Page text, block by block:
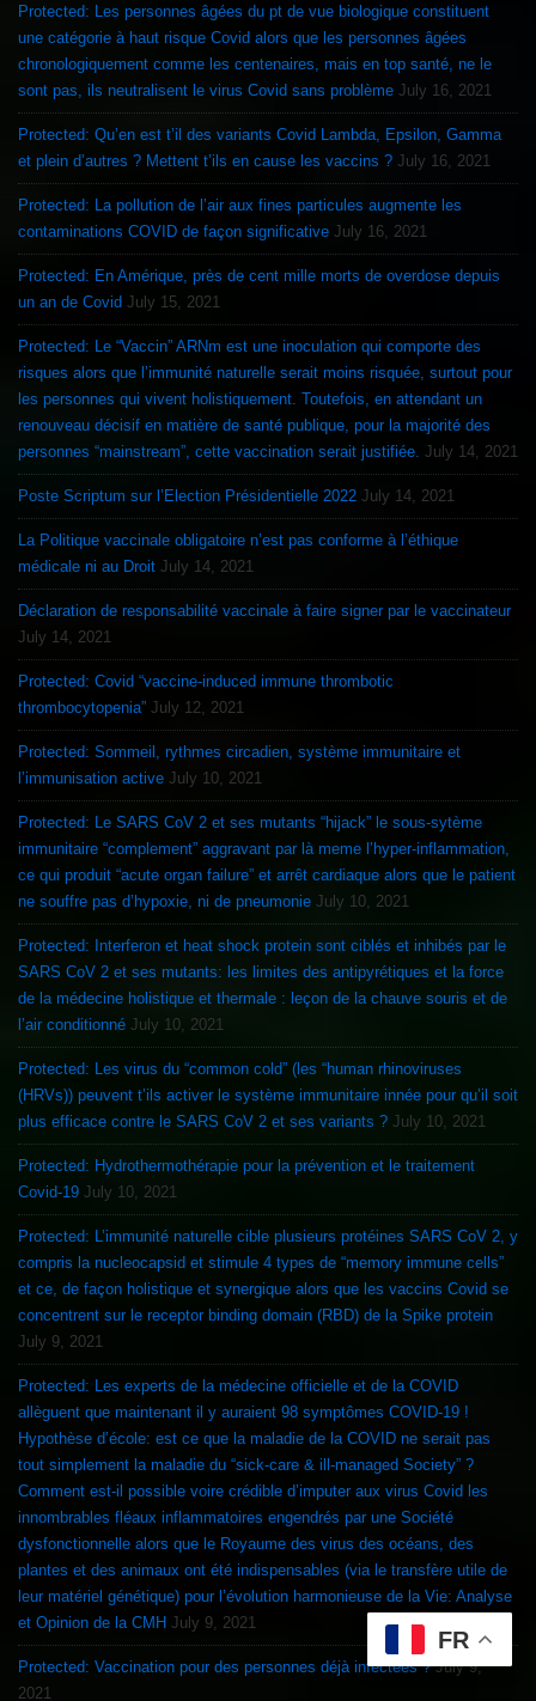
Protected: Les personnes âgées du pt de vue biologique constituent
une catégorie à haut risque Covid alors que les personnes âgées
chronologiquement comme les centenaires, mais en top santé, ne le
sont pas, ils neutralisent le virus Covid sans problème July 16, 2021
Protected: Qu’en est t’il des variants Covid Lambda, Epsilon, Gamma
et plein d’autres ? Mettent t’ils en cause les vaccins ? July 16, 2021
Protected: La pollution de l’air aux fines particules augmente les
contaminations COVID de façon significative July 16, 2021
Protected: En Amérique, près de cent mille morts de overdose depuis
un an de Covid July 15, 2021
Protected: Le “Vaccin” ARNm est une inoculation qui comporte des
risques alors que l’immunité naturelle serait moins risquée, surtout pour
les personnes qui vivent holistiquement. Toutefois, en attendant un
renouveau décisif en matière de santé publique, pour la majorité des
personnes “mainstream”, cette vaccination serait justifiée. July 14, 2021
Poste Scriptum sur l’Election Présidentielle 2022 July 14, 2021
La Politique vaccinale obligatoire n’est pas conforme à l’éthique
médicale ni au Droit July 14, 2021
Déclaration de responsabilité vaccinale à faire signer par le vaccinateur
July 14, 2021
Protected: Covid “vaccine-induced immune thrombotic
thrombocytopenia” July 12, 2021
Protected: Sommeil, rythmes circadien, système immunitaire et
l’immunisation active July 10, 2021
Protected: Le SARS CoV 2 et ses mutants “hijack” le sous-sytème
immunitaire “complement” aggravant par là meme l’hyper-inflammation,
ce qui produit “acute organ failure” et arrêt cardiaque alors que le patient
ne souffre pas d’hypoxie, ni de pneumonie July 10, 2021
Protected: Interferon et heat shock protein sont ciblés et inhibés par le
SARS CoV 2 et ses mutants: les limites des antipyrétiques et la force
de la médecine holistique et thermale : leçon de la chauve souris et de
l’air conditionné July 10, 2021
Protected: Les virus du “common cold” (les “human rhinoviruses
(HRVs)) peuvent t’ils activer le système immunitaire innée pour qu’il soit
plus efficace contre le SARS CoV 2 et ses variants ? July 10, 2021
Protected: Hydrothermothérapie pour la prévention et le traitement
Covid-19 July 10, 2021
Protected: L’immunité naturelle cible plusieurs protéines SARS CoV 2, y
compris la nucleocapsid et stimule 4 types de “memory immune cells”
et ce, de façon holistique et synergique alors que les vaccins Covid se
concentrent sur le receptor binding domain (RBD) de la Spike protein
July 9, 2021
Protected: Les experts de la médecine officielle et de la COVID
allèguent que maintenant il y auraient 98 symptômes COVID-19 !
Hypothèse d’école: est ce que la maladie de la COVID ne serait pas
tout simplement la maladie du “sick-care & ill-managed Society” ?
Comment est-il possible voire crédible d’imputer aux virus Covid les
innombrables fléaux inflammatoires engendrés par une Société
dysfonctionnelle alors que le Royaume des virus des océans, des
plantes et des animaux ont été indispensables (via le transfère utile de
leur matériel génétique) pour l’évolution harmonieuse de la Vie: Analyse
et Opinion de la CMH July 9, 2021
Protected: Vaccination pour des personnes déjà infectées ? July 9,
2021
FR